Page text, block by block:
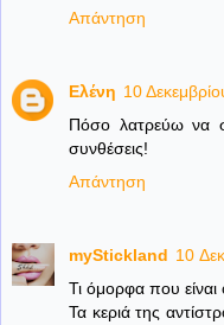
Απάντηση
Ελένη 10
Πόσο λατρεύω να
συνθέσεις!
Απάντηση
myStickland 10
Τι όμορφα που είναι
Τα κεριά της